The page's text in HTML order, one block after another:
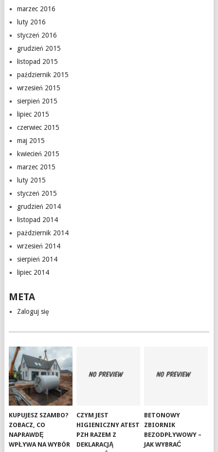
marzec 2016
luty 2016
styczeń 2016
grudzień 2015
listopad 2015
październik 2015
wrzesień 2015
sierpień 2015
lipiec 2015
czerwiec 2015
maj 2015
kwiecień 2015
marzec 2015
luty 2015
styczeń 2015
grudzień 2014
listopad 2014
październik 2014
wrzesień 2014
sierpień 2014
lipiec 2014
META
Zaloguj się
KUPUJESZ SZAMBO?
ZOBACZ, CO
NAPRAWDĘ
WPŁYWA NA WYBÓR
CZYM JEST
HIGIENICZNY ATEST
PZH RAZEM Z
DEKLARACJĄ
BETONOWY
ZBIORNIK
BEZODPŁYWOWY –
JAK WYBRAĆ